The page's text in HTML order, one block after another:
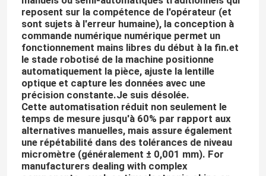
reposent sur la compétence de l'opérateur (et
sont sujets à l'erreur humaine), la conception à
commande numérique numérique permet un
fonctionnement mains libres du début à la fin.et
le stade robotisé de la machine positionne
automatiquement la pièce, ajuste la lentille
optique et capture les données avec une
précision constante.Je suis désolée.
Cette automatisation réduit non seulement le
temps de mesure jusqu'à 60% par rapport aux
alternatives manuelles, mais assure également
une répétabilité dans des tolérances de niveau
micromètre (généralement ± 0,001 mm). For
manufacturers dealing with complex